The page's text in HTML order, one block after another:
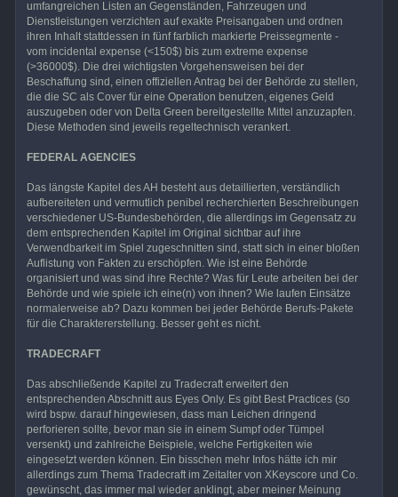
umfangreichen Listen an Gegenständen, Fahrzeugen und
Dienstleistungen verzichten auf exakte Preisangaben und ordnen
ihren Inhalt stattdessen in fünf farblich markierte Preissegmente -
vom incidental expense (<150$) bis zum extreme expense
(>36000$). Die drei wichtigsten Vorgehensweisen bei der
Beschaffung sind, einen offiziellen Antrag bei der Behörde zu stellen,
die die SC als Cover für eine Operation benutzen, eigenes Geld
auszugeben oder von Delta Green bereitgestellte Mittel anzuzapfen.
Diese Methoden sind jeweils regeltechnisch verankert.
FEDERAL AGENCIES
Das längste Kapitel des AH besteht aus detaillierten, verständlich
aufbereiteten und vermutlich penibel recherchierten Beschreibungen
verschiedener US-Bundesbehörden, die allerdings im Gegensatz zu
dem entsprechenden Kapitel im Original sichtbar auf ihre
Verwendbarkeit im Spiel zugeschnitten sind, statt sich in einer bloßen
Auflistung von Fakten zu erschöpfen. Wie ist eine Behörde
organisiert und was sind ihre Rechte? Was für Leute arbeiten bei der
Behörde und wie spiele ich eine(n) von ihnen? Wie laufen Einsätze
normalerweise ab? Dazu kommen bei jeder Behörde Berufs-Pakete
für die Charaktererstellung. Besser geht es nicht.
TRADECRAFT
Das abschließende Kapitel zu Tradecraft erweitert den
entsprechenden Abschnitt aus Eyes Only. Es gibt Best Practices (so
wird bspw. darauf hingewiesen, dass man Leichen dringend
perforieren sollte, bevor man sie in einem Sumpf oder Tümpel
versenkt) und zahlreiche Beispiele, welche Fertigkeiten wie
eingesetzt werden können. Ein bisschen mehr Infos hätte ich mir
allerdings zum Thema Tradecraft im Zeitalter von XKeyscore und Co.
gewünscht, das immer mal wieder anklingt, aber meiner Meinung